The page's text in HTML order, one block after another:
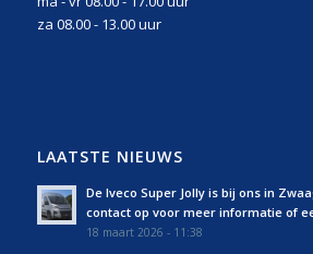
za 08.00 - 13.00 uur
LAATSTE NIEUWS
De Iveco Super Jolly is bij ons in
contact op voor meer informatie of
18 maart 2026 - 11:38